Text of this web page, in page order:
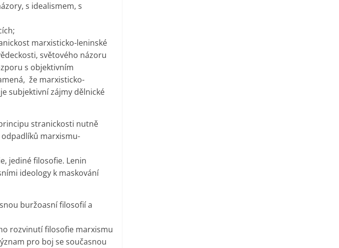
s idealismem, s
marxisticko-leninské
světového názoru
s objektivním
že marxisticko-
subjektivní zájmy dělnické
stranickosti nutně
marxismu-
jediné filosofie. Lenin
ideology k maskování
buržoasní filosofií a
rozvinutí filosofie marxismu
pro boj se současnou